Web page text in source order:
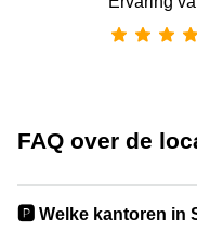
FAQ over de
🅿️ Welke kantoren in